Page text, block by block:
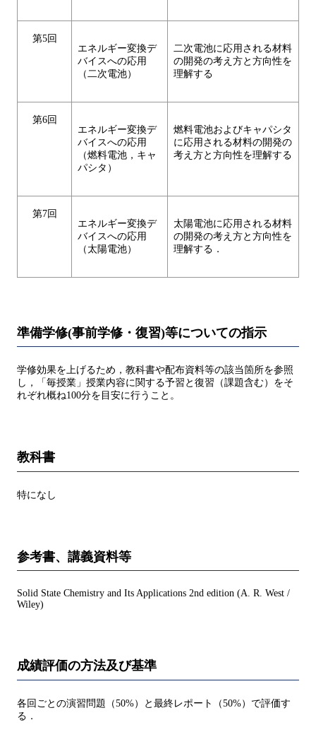
第5回
エネルギー変換デ
バイスへの応用
（二次電池）
二次電池に応用される材料
の開発の考え方と方向性を
理解する
第6回
エネルギー変換デ
バイスへの応用
（燃料電池，キャ
パシタ）
燃料電池およびキャパシタ
に応用される材料の開発の
考え方と方向性を理解する
第7回
エネルギー変換デ
バイスへの応用
（太陽電池）
太陽電池に応用される材料
の開発の考え方と方向性を
理解する．
準備学修(事前学修・復習)等についての指示
学修効果を上げるため，教科書や配布資料等の該当箇所を参照
し，「毎授業」授業内容に関する予習と復習（課題含む）をそ
れぞれ概ね100分を目安に行うこと。
教科書
特になし
参考書、講義資料等
Solid State Chemistry and Its Applications 2nd edition (A. R. West /
Wiley)
成績評価の方法及び基準
各回ごとの演習問題（50%）と最終レポート（50%）で評価す
る．